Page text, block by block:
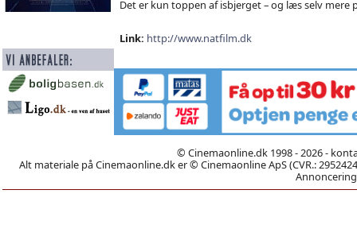
Det er kun toppen af isbjerget – og læs selv
Link: http://www.natfilm.dk
© Cinemaonline.dk 1998 - 2026 -
Alt materiale på Cinemaonline.dk er © Cinemaonline ApS (CVR.: